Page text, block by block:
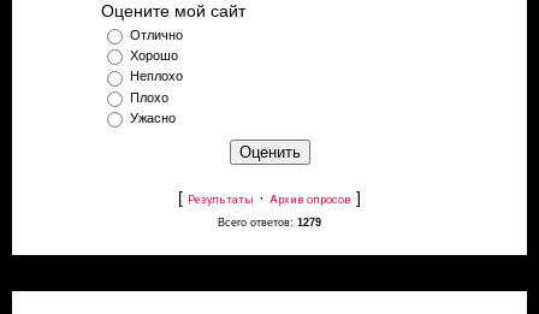
Оцените мой сайт
Отлично
Хорошо
Неплохо
Плохо
Ужасно
[ Результаты · Архив опросов ]
Всего ответов: 1279